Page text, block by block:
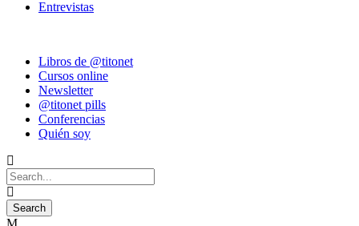
Entrevistas
Libros de @titonet
Cursos online
Newsletter
@titonet pills
Conferencias
Quién soy